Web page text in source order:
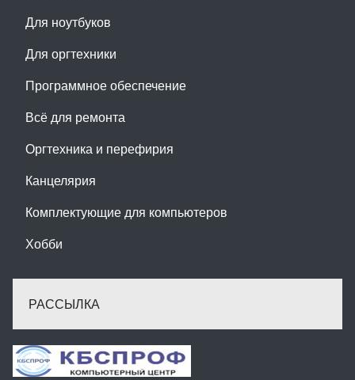
Для ноутбуков
Для оргтехники
Программное обеспечение
Всё для ремонта
Оргтехника и перефирия
Канцелярия
Комплектующие для компьютеров
Хобби
РАССЫЛКА